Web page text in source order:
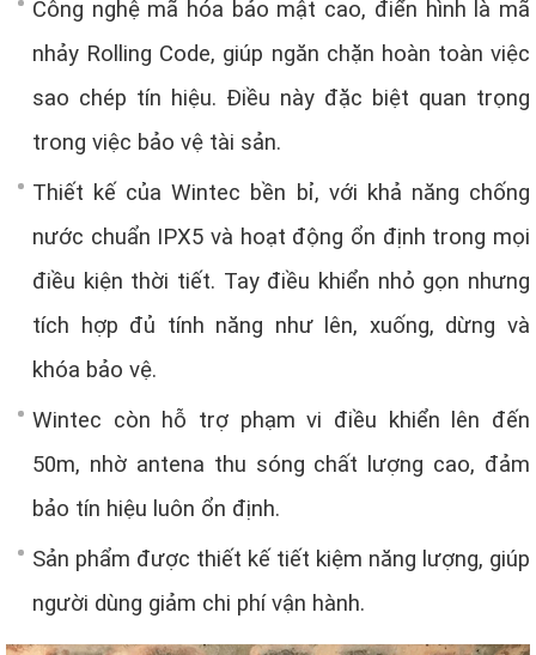
Công nghệ mã hóa bảo mật cao, điển hình là mã
nhảy Rolling Code, giúp ngăn chặn hoàn toàn việc
sao chép tín hiệu. Điều này đặc biệt quan trọng
trong việc bảo vệ tài sản.
Thiết kế của Wintec bền bỉ, với khả năng chống
nước chuẩn IPX5 và hoạt động ổn định trong mọi
điều kiện thời tiết. Tay điều khiển nhỏ gọn nhưng
tích hợp đủ tính năng như lên, xuống, dừng và
khóa bảo vệ.
Wintec còn hỗ trợ phạm vi điều khiển lên đến
50m, nhờ antena thu sóng chất lượng cao, đảm
bảo tín hiệu luôn ổn định.
Sản phẩm được thiết kế tiết kiệm năng lượng, giúp
người dùng giảm chi phí vận hành.